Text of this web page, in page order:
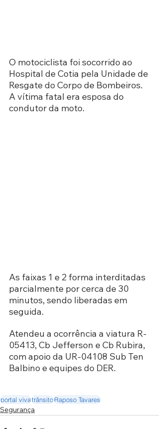
O motociclista foi socorrido ao
Hospital de Cotia pela Unidade de
Resgate do Corpo de Bombeiros.
A vítima fatal era esposa do
condutor da moto.
As faixas 1 e 2 forma interditadas
parcialmente por cerca de 30
minutos, sendo liberadas em
seguida.
Atendeu a ocorrência a viatura R-
05413, Cb Jefferson e Cb Rubira,
com apoio da UR-04108 Sub Ten
Balbino e equipes do DER.
portal vivatrânsitoRaposo Tavares
Segurança